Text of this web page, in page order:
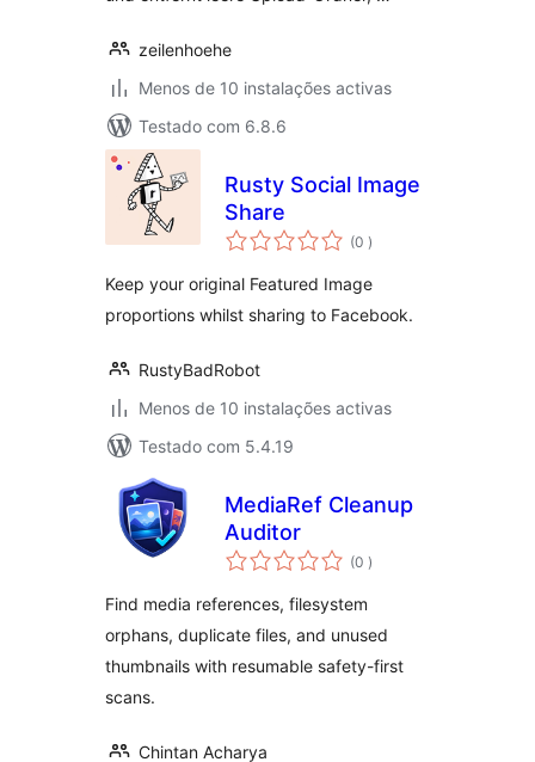
zeilenhoehe
Menos de 10 instalações activas
Testado com 6.8.6
Rusty Social Image
Share
(0 classificações
)
Keep your original Featured Image
proportions whilst sharing to Facebook.
RustyBadRobot
Menos de 10 instalações activas
Testado com 5.4.19
MediaRef Cleanup
Auditor
(0 classificações
)
Find media references, filesystem
orphans, duplicate files, and unused
thumbnails with resumable safety-first
scans.
Chintan Acharya